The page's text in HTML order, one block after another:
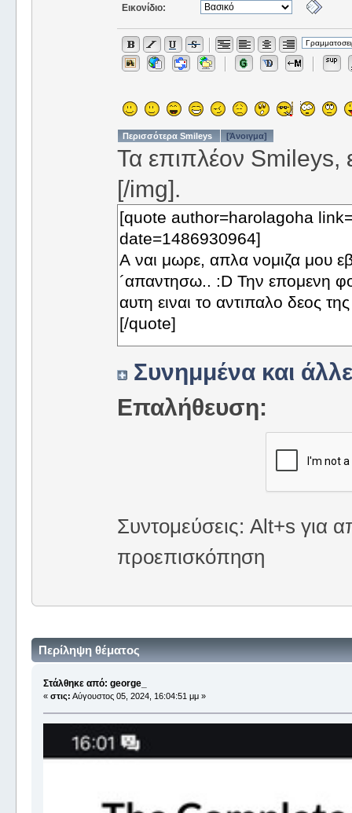
Εικονίδιο:
Περισσότερα Smileys [Άνοιγμα]
Τα επιπλέον Smileys,
[/img].
Συνημμένα και
Επαλήθευση:
Συντομεύσεις: Alt+s για
προεπισκόπηση
Περίληψη θέματος
Στάλθηκε από: george_
« στις: Αύγουστος 05, 2024, 16:04:51 μμ »